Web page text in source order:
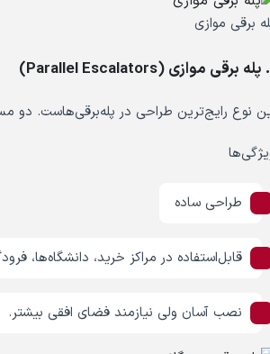
برقی موازی
نوع رایج‌ترین طراحی در پله‌برقی‌هاست. دو
طراحی ساده
قابل‌استفاده در مراکز خرید، دانشگاه‌ها،
نصب آسان ولی نیازمند فضای افقی بیشتر.